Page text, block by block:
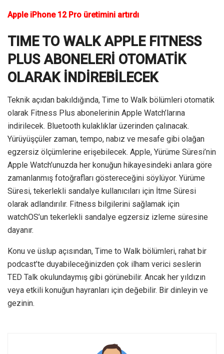
Apple iPhone 12 Pro üretimini artırdı
TIME TO WALK APPLE FITNESS
PLUS ABONELERİ OTOMATİK
OLARAK İNDİREBİLECEK
Teknik açıdan bakıldığında, Time to Walk bölümleri otomatik
olarak Fitness Plus abonelerinin Apple Watch’larına
indirilecek. Bluetooth kulaklıklar üzerinden çalınacak.
Yürüyüşçüler zaman, tempo, nabız ve mesafe gibi olağan
egzersiz ölçümlerine erişebilecek. Apple, Yürüme Süresi’nin
Apple Watch’unuzda her konuğun hikayesindeki anlara göre
zamanlanmış fotoğrafları göstereceğini söylüyor. Yürüme
Süresi, tekerlekli sandalye kullanıcıları için İtme Süresi
olarak adlandırılır. Fitness bilgilerini sağlamak için
watchOS’un tekerlekli sandalye egzersiz izleme süresine
dayanır.
Konu ve üslup açısından, Time to Walk bölümleri, rahat bir
podcast’te duyabileceğinizden çok ilham verici seslerin
TED Talk okulundaymış gibi görünebilir. Ancak her yıldızın
veya etkili konuğun hayranları için değebilir. Bir dinleyin ve
gezinin.